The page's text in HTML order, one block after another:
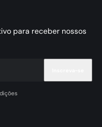
para receber nossos